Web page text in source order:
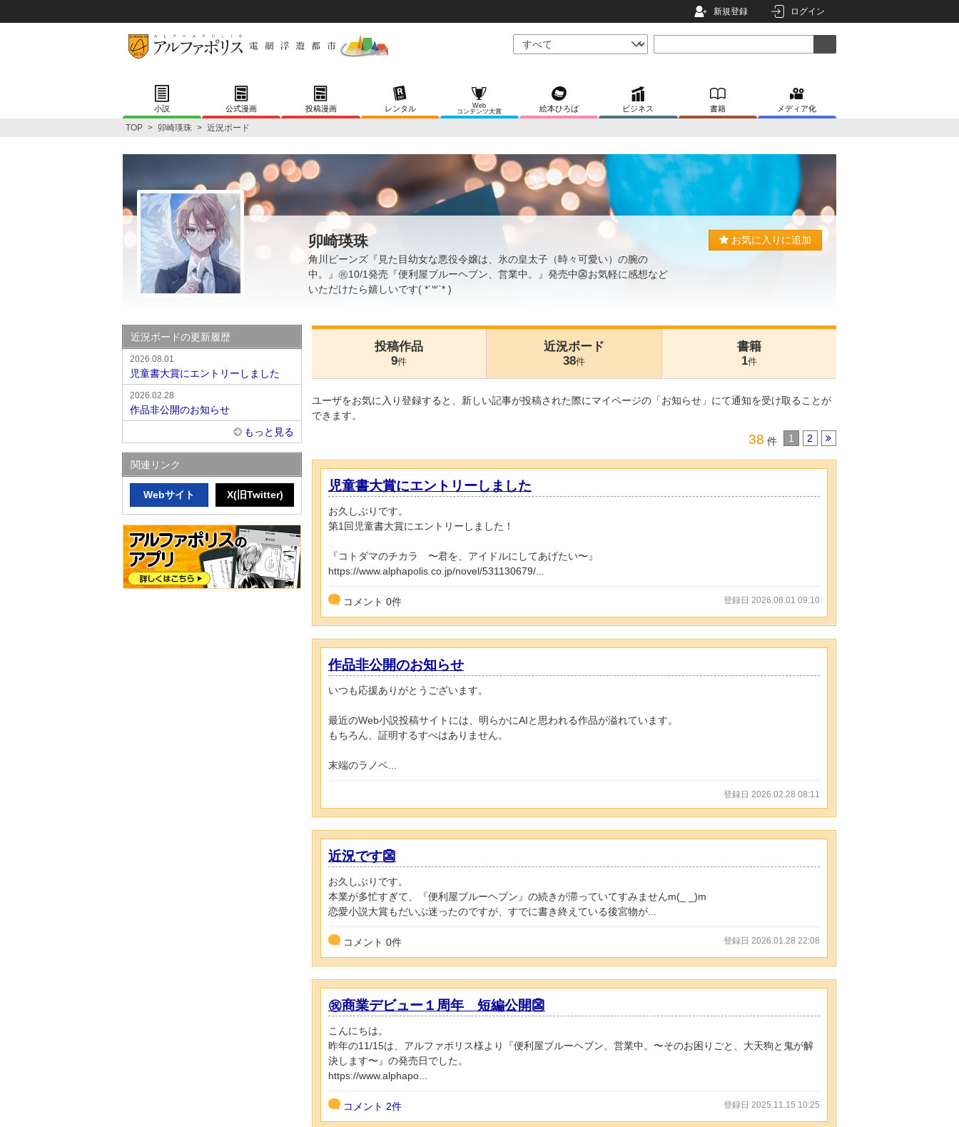
新規登録 ログイン
小説 公式漫画 投稿漫画 レンタル
Web
コンテンツ大賞
絵本ひろば ビジネス 書籍 メディア化
TOP > 卯崎瑛珠 > 近況ボード
卯崎瑛珠
角川ビーンズ『見た目幼女な悪役令嬢は、氷の皇太子（時々可愛い）の腕の
中。』㊗️10/1発売‪『便利屋ブルーヘブン、営業中。』発売中👺お気軽に感想など
いただけたら嬉しいです( *´꒳`* )
お気に入りに追加
投稿作品
9件
近況ボード
38件
書籍
1件
ユーザをお気に入り登録すると、新しい記事が投稿された際にマイページの「お知らせ」にて通知を受け取ることが
できます。
38 件 1 2
児童書大賞にエントリーしました
お久しぶりです。
第1回児童書大賞にエントリーしました！
『コトダマのチカラ 〜君を、アイドルにしてあげたい〜』
https://www.alphapolis.co.jp/novel/531130679/...
コメント 0件 登録日 2026.08.01 09:10
作品非公開のお知らせ
いつも応援ありがとうございます。
最近のWeb小説投稿サイトには、明らかにAIと思われる作品が溢れています。
もちろん、証明するすべはありません。
末端のラノベ...
登録日 2026.02.28 08:11
近況です👺
お久しぶりです。
本業が多忙すぎて、『便利屋ブルーヘブン』の続きが滞っていてすみませんm(_ _)m
恋愛小説大賞もだいぶ迷ったのですが、すでに書き終えている後宮物が...
コメント 0件 登録日 2026.01.28 22:08
㊗️商業デビュー１周年 短編公開👺
こんにちは。
昨年の11/15は、アルファポリス様より『便利屋ブルーヘブン、営業中。〜そのお困りごと、大天狗と鬼が解
決します〜』の発売日でした。
https://www.alphapo...
コメント 2件 登録日 2025.11.15 10:25
近況ボードの更新履歴
2026.08.01
児童書大賞にエントリーしました
2026.02.28
作品非公開のお知らせ
もっと見る
関連リンク
Webサイト X(旧Twitter)